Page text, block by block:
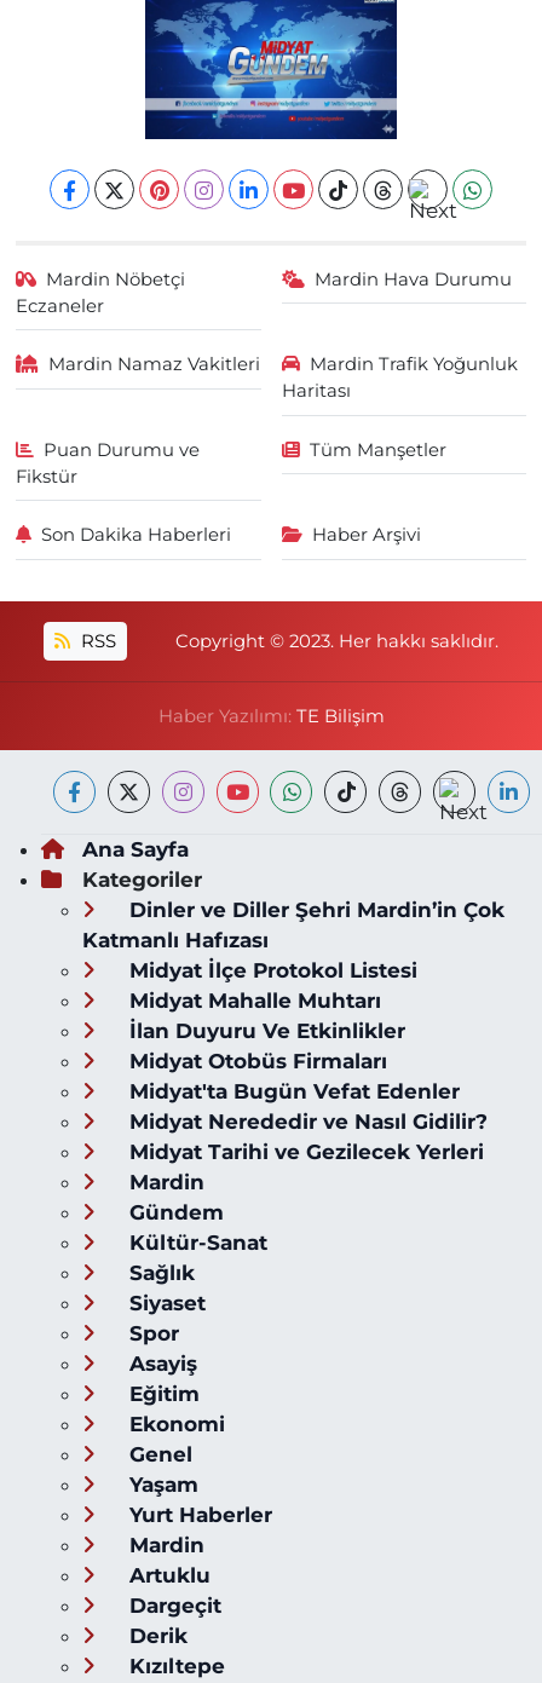
Mardin Nöbetçi
Eczaneler
Mardin Hava Durumu
Mardin Namaz Vakitleri
Mardin Trafik Yoğunluk
Haritası
Puan Durumu ve
Fikstür
Tüm Manşetler
Son Dakika Haberleri Haber Arşivi
RSS Copyright © 2023. Her hakkı saklıdır.
Haber Yazılımı: TE Bilişim
Ana Sayfa
Kategoriler
Dinler ve Diller Şehri Mardin’in Çok
Katmanlı Hafızası
Midyat İlçe Protokol Listesi
Midyat Mahalle Muhtarı
İlan Duyuru Ve Etkinlikler
Midyat Otobüs Firmaları
Midyat'ta Bugün Vefat Edenler
Midyat Nerededir ve Nasıl Gidilir?
Midyat Tarihi ve Gezilecek Yerleri
Mardin
Gündem
Kültür-Sanat
Sağlık
Siyaset
Spor
Asayiş
Eğitim
Ekonomi
Genel
Yaşam
Yurt Haberler
Mardin
Artuklu
Dargeçit
Derik
Kızıltepe